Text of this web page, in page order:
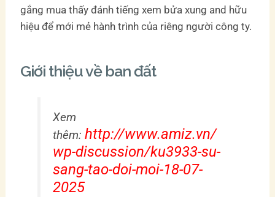
gắng mua thấy đánh tiếng xem bửa xung and hữu
hiệu để mới mẻ hành trình của riêng người công ty.
Giới thiệu về ban đất
Xem
thêm:http://www.amiz.vn/
wp-discussion/ku3933-su-
sang-tao-doi-moi-18-07-
2025